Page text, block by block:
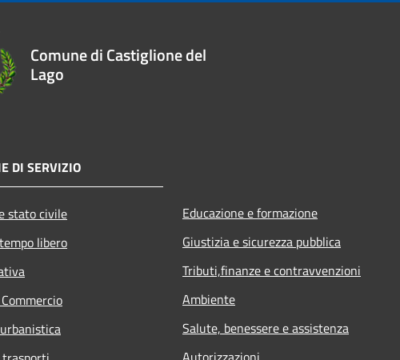
Comune di Castiglione del
Lago
DI SERVIZIO
stato civile
libero
Educazione e formazione
Giustizia e sicurezza pubblica
Tributi,finanze e contravvenzioni
Ambiente
Salute, benessere e assistenza